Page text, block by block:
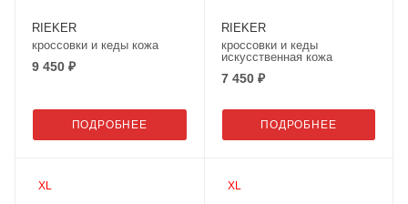
RIEKER
кроссовки и кеды кожа
9 450 ₽
ПОДРОБНЕЕ
RIEKER
кроссовки и кеды
искусственная кожа
7 450 ₽
ПОДРОБНЕЕ
XL XL